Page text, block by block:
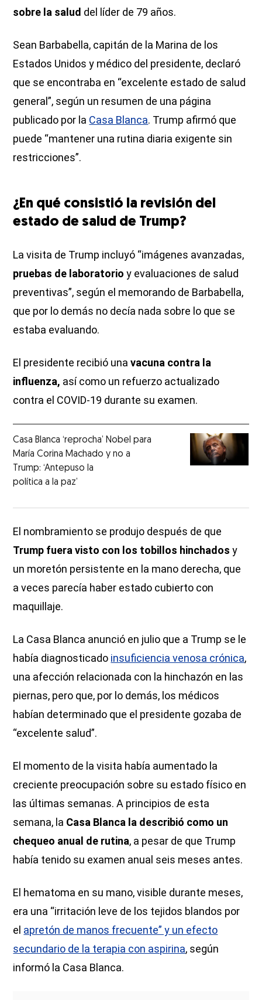
sobre la salud del líder de 79 años.
Sean Barbabella, capitán de la Marina de los
Estados Unidos y médico del presidente, declaró
que se encontraba en “excelente estado de salud
general”, según un resumen de una página
publicado por la Casa Blanca. Trump afirmó que
puede “mantener una rutina diaria exigente sin
restricciones”.
¿En qué consistió la revisión del
estado de salud de Trump?
La visita de Trump incluyó “imágenes avanzadas,
pruebas de laboratorio y evaluaciones de salud
preventivas”, según el memorando de Barbabella,
que por lo demás no decía nada sobre lo que se
estaba evaluando.
El presidente recibió unavacuna contra la
influenza, así como un refuerzo actualizado
contra el COVID-19 durante su examen.
Casa Blanca ‘reprocha’ Nobel para
María Corina Machado y no a
Trump: ‘Antepuso la
política a la paz’
El nombramiento se produjo después de que
Trump fuera visto con los tobillos hinchadosy
un moretón persistente en la mano derecha, que
a veces parecía haber estado cubierto con
maquillaje.
La Casa Blanca anunció en julio que a Trump se le
había diagnosticado insuficiencia venosa crónica,
una afección relacionada con la hinchazón en las
piernas, pero que, por lo demás, los médicos
habían determinado que el presidente gozaba de
“excelente salud”.
El momento de la visita había aumentado la
creciente preocupación sobre su estado físico en
las últimas semanas. A principios de esta
semana, la Casa Blanca la describió como un
chequeo anual de rutina, a pesar de que Trump
había tenido su examen anual seis meses antes.
El hematoma en su mano, visible durante meses,
era una “irritación leve de los tejidos blandos por
el apretón de manos frecuente” y un efecto
secundario de la terapia con aspirina, según
informó la Casa Blanca.